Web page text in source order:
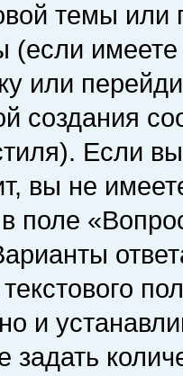
темы или
или
создания
Если
вы не
поле
и